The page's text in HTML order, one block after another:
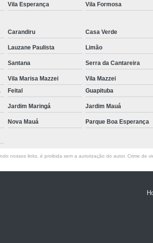
Ressonância Magnética do Joelho Direito
Exame de Ressonância Magnética
de Ressonância Magnética em Sp
Tomografia Cervical
Tomografia
Tomografia do Crânio com Contraste
dos Ossos Temporais
Tomografia Renal
Exame de Tomografia
Tomografia
Vila Esperança Vila Formosa
Carandiru Casa Verde
Lauzane Paulista Limão
Santana Serra da Cantareira
Vila Marisa Mazzei Vila Mazzei
Feital Guapituba
Jardim Maringá Jardim Mauá
Nova Mauá Parque Boa Esperança
nossos links, é proibida sem a autorização do autor. Crime de